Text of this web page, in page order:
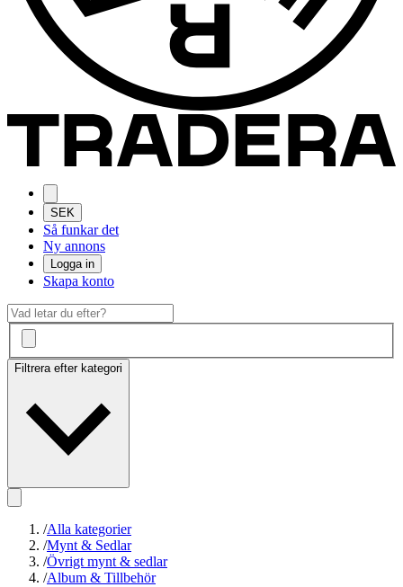
SEK
Så funkar det
Ny annons
Logga in
Skapa konto
Filtrera efter kategori
/Alla kategorier
/Mynt & Sedlar
/Övrigt mynt & sedlar
/Album & Tillbehör